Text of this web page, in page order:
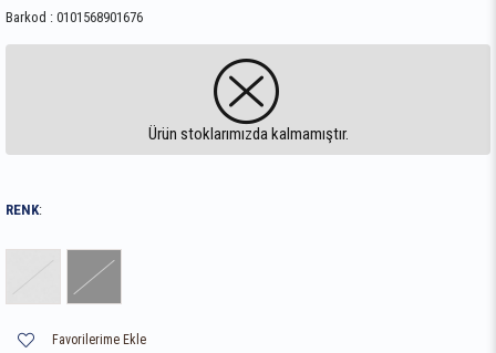
Barkod : 0101568901676
Ürün stoklarımızda kalmamıştır.
RENK:
Favorilerime Ekle